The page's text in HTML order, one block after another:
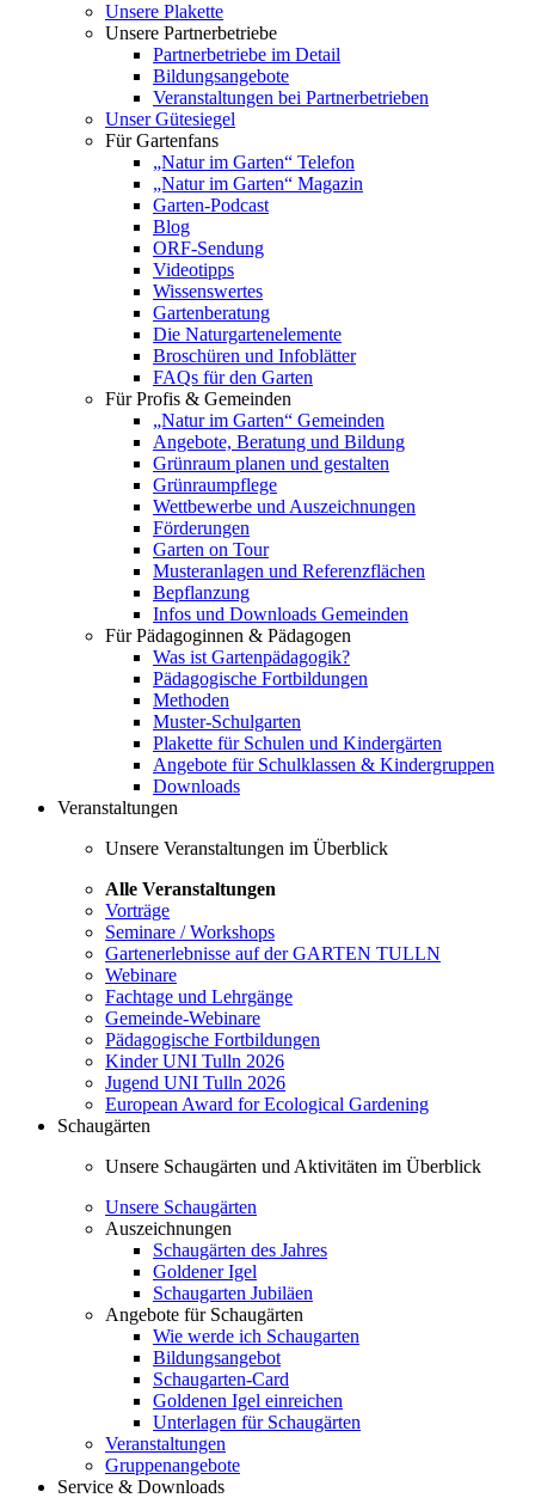
Unsere Plakette
Unsere Partnerbetriebe
Partnerbetriebe im Detail
Bildungsangebote
Veranstaltungen bei Partnerbetrieben
Unser Gütesiegel
Für Gartenfans
„Natur im Garten“ Telefon
„Natur im Garten“ Magazin
Garten-Podcast
Blog
ORF-Sendung
Videotipps
Wissenswertes
Gartenberatung
Die Naturgartenelemente
Broschüren und Infoblätter
FAQs für den Garten
Für Profis & Gemeinden
„Natur im Garten“ Gemeinden
Angebote, Beratung und Bildung
Grünraum planen und gestalten
Grünraumpflege
Wettbewerbe und Auszeichnungen
Förderungen
Garten on Tour
Musteranlagen und Referenzflächen
Bepflanzung
Infos und Downloads Gemeinden
Für Pädagoginnen & Pädagogen
Was ist Gartenpädagogik?
Pädagogische Fortbildungen
Methoden
Muster-Schulgarten
Plakette für Schulen und Kindergärten
Angebote für Schulklassen & Kindergruppen
Downloads
Veranstaltungen
Unsere Veranstaltungen im Überblick
Alle Veranstaltungen
Vorträge
Seminare / Workshops
Gartenerlebnisse auf der GARTEN TULLN
Webinare
Fachtage und Lehrgänge
Gemeinde-Webinare
Pädagogische Fortbildungen
Kinder UNI Tulln 2026
Jugend UNI Tulln 2026
European Award for Ecological Gardening
Schaugärten
Unsere Schaugärten und Aktivitäten im Überblick
Unsere Schaugärten
Auszeichnungen
Schaugärten des Jahres
Goldener Igel
Schaugarten Jubiläen
Angebote für Schaugärten
Wie werde ich Schaugarten
Bildungsangebot
Schaugarten-Card
Goldenen Igel einreichen
Unterlagen für Schaugärten
Veranstaltungen
Gruppenangebote
Service & Downloads